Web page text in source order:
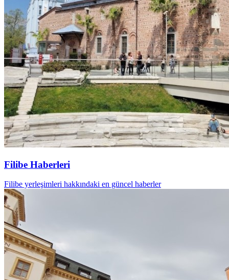
Filibe Haberleri
Filibe yerleşimleri hakkındaki en güncel haberler